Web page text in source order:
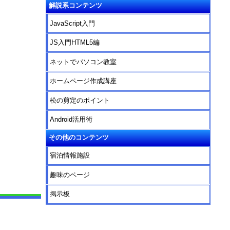
解説系コンテンツ
JavaScript入門
JS入門HTML5編
ネットでパソコン教室
ホームページ作成講座
松の剪定のポイント
Android活用術
その他のコンテンツ
宿泊情報施設
趣味のページ
掲示板